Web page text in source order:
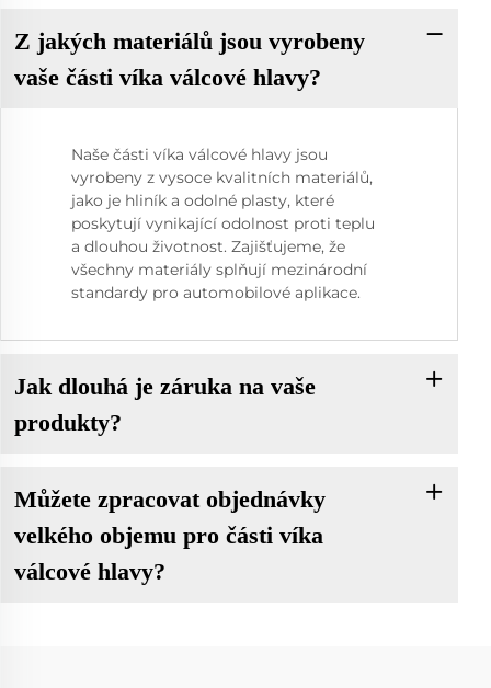
Z jakých materiálů jsou vyrobeny
vaše části víka válcové hlavy?
Naše části víka válcové hlavy jsou
vyrobeny z vysoce kvalitních materiálů,
jako je hliník a odolné plasty, které
poskytují vynikající odolnost proti teplu
a dlouhou životnost. Zajišťujeme, že
všechny materiály splňují mezinárodní
standardy pro automobilové aplikace.
Jak dlouhá je záruka na vaše
produkty?
Můžete zpracovat objednávky
velkého objemu pro části víka
válcové hlavy?